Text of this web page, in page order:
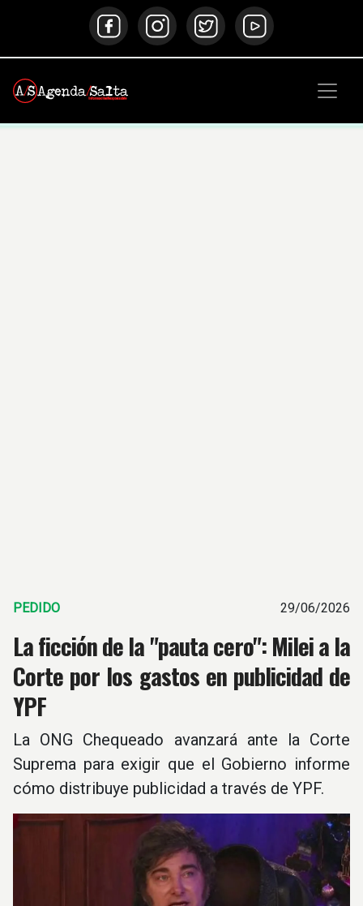
PEDIDO 29/06/2026
La ficción de la "pauta cero": Milei a la
Corte por los gastos en publicidad de
YPF
La ONG Chequeado avanzará ante la Corte
Suprema para exigir que el Gobierno informe
cómo distribuye publicidad a través de YPF.